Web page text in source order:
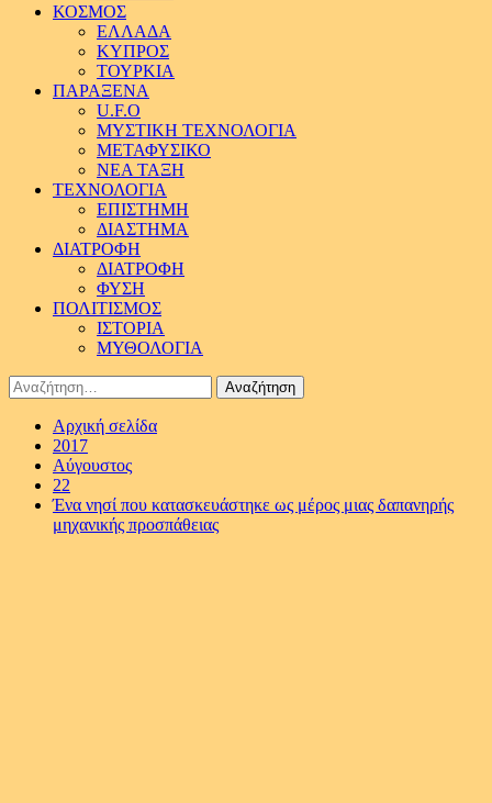
ΚΟΣΜΟΣ
ΕΛΛΑΔΑ
ΚΥΠΡΟΣ
ΤΟΥΡΚΙΑ
ΠΑΡΑΞΕΝΑ
U.F.O
ΜΥΣΤΙΚΗ ΤΕΧΝΟΛΟΓΙΑ
ΜΕΤΑΦΥΣΙΚΟ
ΝΕΑ ΤΑΞΗ
ΤΕΧΝΟΛΟΓΙΑ
ΕΠΙΣΤΗΜΗ
ΔΙΑΣΤΗΜΑ
ΔΙΑΤΡΟΦΗ
ΔΙΑΤΡΟΦΗ
ΦΥΣΗ
ΠΟΛΙΤΙΣΜΟΣ
ΙΣΤΟΡΙΑ
ΜΥΘΟΛΟΓΙΑ
Αναζήτηση
για:
Αρχική σελίδα
2017
Αύγουστος
22
Ένα νησί που κατασκευάστηκε ως μέρος μιας δαπανηρής
μηχανικής προσπάθειας